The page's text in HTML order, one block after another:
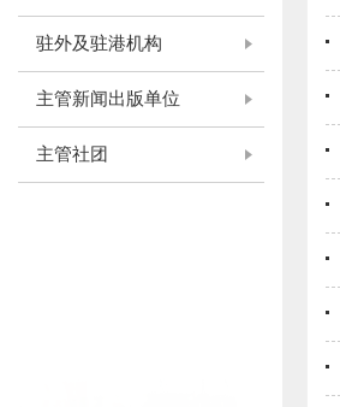
驻外及驻港机构
主管新闻出版单位
主管社团